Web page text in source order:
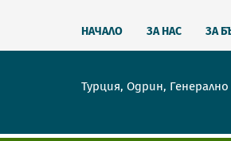
НАЧАЛО ЗА НАС ЗА
Турция, Одрин,